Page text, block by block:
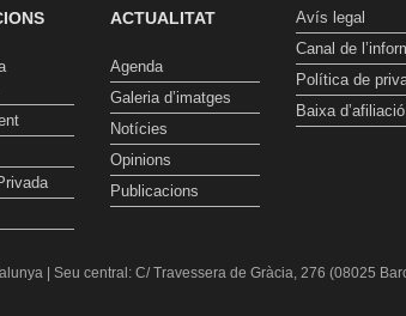
ACTUALITAT
Agenda
Galeria d’imatges
Notícies
Opinions
Publicacions
Avís legal
Canal de
Política de
Baixa d’afiliació
| Seu central: C/ Travessera de Gràcia, 276 (08025